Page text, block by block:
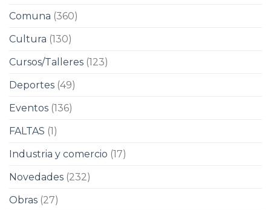
Comuna (360)
Cultura (130)
Cursos/Talleres (123)
Deportes (49)
Eventos (136)
FALTAS (1)
Industria y comercio (17)
Novedades (232)
Obras (27)